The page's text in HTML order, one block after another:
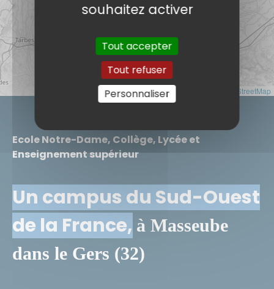
OpenStreetMap
Ecole Notre-Dame, Collège, Lycée et
Enseignement supérieur
Un campus du Sud-Ouest
de la France, à Masseube
dans le Gers (32)
souhaitez activer
Tout accepter
Tout refuser
Personnaliser